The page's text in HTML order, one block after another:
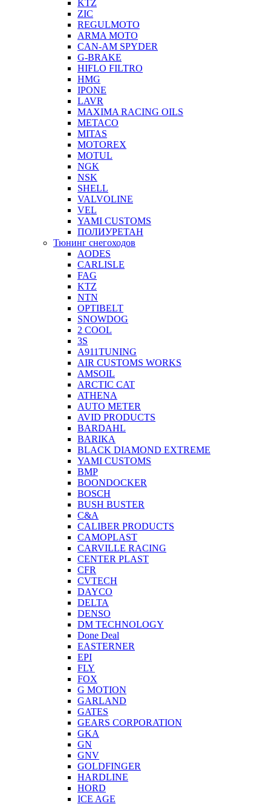
KTZ
ZIC
REGULMOTO
ARMA MOTO
CAN-AM SPYDER
G-BRAKE
HIFLO FILTRO
HMG
IPONE
LAVR
MAXIMA RACING OILS
METACO
MITAS
MOTOREX
MOTUL
NGK
NSK
SHELL
VALVOLINE
VEL
YAMI CUSTOMS
ПОЛИУРЕТАН
Тюнинг снегоходов
AODES
CARLISLE
FAG
KTZ
NTN
OPTIBELT
SNOWDOG
2 СOOL
3S
A911TUNING
AIR CUSTOMS WORKS
AMSOIL
ARCTIC CAT
ATHENA
AUTO METER
AVID PRODUCTS
BARDAHL
BARIKA
BLACK DIAMOND EXTREME
YAMI CUSTOMS
BMP
BOONDOCKER
BOSCH
BUSH BUSTER
C&A
CALIBER PRODUCTS
CAMOPLAST
CARVILLE RACING
CENTER PLAST
CFR
CVTECH
DAYCO
DELTA
DENSO
DM TECHNOLOGY
Done Deal
EASTERNER
EPI
FLY
FOX
G MOTION
GARLAND
GATES
GEARS CORPORATION
GKA
GN
GNV
GOLDFINGER
HARDLINE
HORD
ICE AGE